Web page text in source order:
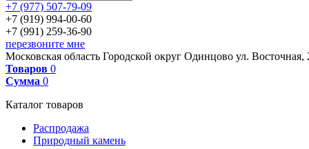
+7 (977) 507-79-09
+7 (919) 994-00-60
+7 (991) 259-36-90
перезвоните мне
Московская область Городской округ Одинцово ул. Восточная,
Товаров 0
Сумма 0
Каталог товаров
Распродажа
Природный камень